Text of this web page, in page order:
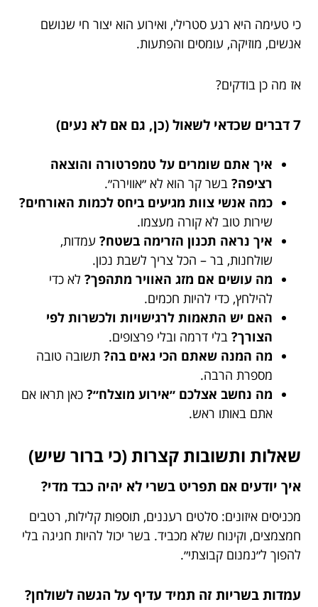
כי טעימה היא רגע סטרילי, ואירוע הוא יצור חי שנושם
אנשים, מוזיקה, עומסים והפתעות.
אז מה כן בודקים?
7 דברים שכדאי לשאול (כן, גם אם לא נעים)
איך אתם שומרים על טמפרטורה והוצאה
רציפה? בשר קר הוא לא ״אווירה״.
כמה אנשי צוות מגיעים ביחס לכמות האורחים?
שירות טוב לא קורה מעצמו.
איך נראה תכנון הזרימה בשטח? עמדות,
שולחנות, בר – הכל צריך לשבת נכון.
מה עושים אם מזג האוויר מתהפך? לא כדי
להילחץ, כדי להיות חכמים.
האם יש התאמות לרגישויות ולכשרות לפי
הצורך? בלי דרמה ובלי פרצופים.
מה המנה שאתם הכי גאים בה? תשובה טובה
מספרת הרבה.
מה נחשב אצלכם ״אירוע מוצלח״? כאן תראו אם
אתם באותו ראש.
שאלות ותשובות קצרות (כי ברור שיש)
איך יודעים אם תפריט בשרי לא יהיה כבד מדי?
מכניסים איזונים: סלטים רעננים, תוספות קלילות, רטבים
חמצמצים, וקינוח שלא מכביד. בשר יכול להיות חגיגה בלי
להפוך ל״נמנום קבוצתי״.
עמדות בשריות זה תמיד עדיף על הגשה לשולחן?